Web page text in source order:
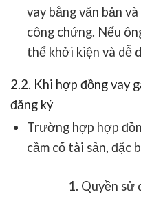
vay bằng văn bản và
công chứng. Nếu
thể khởi kiện và dễ
2.2. Khi hợp đồng vay
đăng ký
Trường hợp hợp
cầm cố tài sản, đặc
Quyền sử